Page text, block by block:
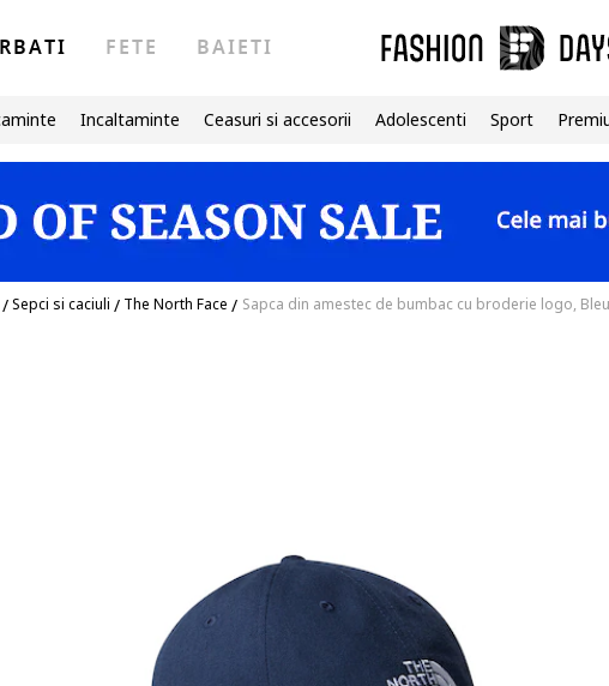
FETE BAIETI
Incaltaminte Ceasuri si accesorii Adolescenti Sport
/Sepci si caciuli / The North Face / Sapca din amestec de bumbac cu broderie logo,